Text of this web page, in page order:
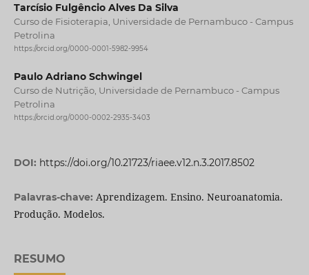
Tarcísio Fulgêncio Alves Da Silva
Curso de Fisioterapia, Universidade de Pernambuco - Campus
Petrolina
https://orcid.org/0000-0001-5982-9954
Paulo Adriano Schwingel
Curso de Nutrição, Universidade de Pernambuco - Campus
Petrolina
https://orcid.org/0000-0002-2935-3403
DOI: https://doi.org/10.21723/riaee.v12.n.3.2017.8502
Palavras-chave: Aprendizagem. Ensino. Neuroanatomia.
Produção. Modelos.
RESUMO